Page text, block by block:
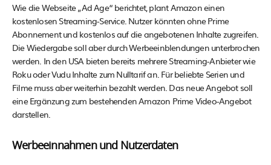
Wie die Webseite „Ad Age“ berichtet, plant Amazon einen
kostenlosen Streaming-Service. Nutzer könnten ohne Prime
Abonnement und kostenlos auf die angebotenen Inhalte zugreifen.
Die Wiedergabe soll aber durch Werbeeinblendungen unterbrochen
werden. In den USA bieten bereits mehrere Streaming-Anbieter wie
Roku oder Vudu Inhalte zum Nulltarif an. Für beliebte Serien und
Filme muss aber weiterhin bezahlt werden. Das neue Angebot soll
eine Ergänzung zum bestehenden Amazon Prime Video-Angebot
darstellen.
Werbeeinnahmen und Nutzerdaten